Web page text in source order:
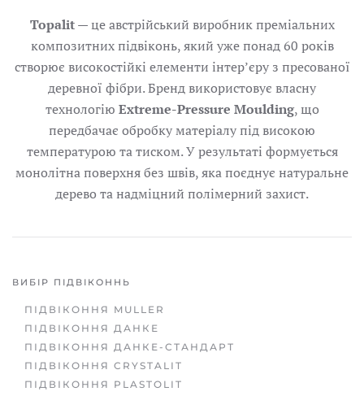
Topalit— це австрійський виробник преміальних
композитних підвіконь, який уже понад 60 років
створює високостійкі елементи інтер’єру з пресованої
деревної фібри. Бренд використовує власну
технологію Extreme-Pressure Moulding, що
передбачає обробку матеріалу під високою
температурою та тиском. У результаті формується
монолітна поверхня без швів, яка поєднує натуральне
дерево та надміцний полімерний захист.
ВИБІР ПІДВІКОННЬ
ПІДВІКОННЯ MULLER
ПІДВІКОННЯ ДАНКЕ
ПІДВІКОННЯ ДАНКЕ-СТАНДАРТ
ПІДВІКОННЯ CRYSTALIT
ПІДВІКОННЯ PLASTOLIT